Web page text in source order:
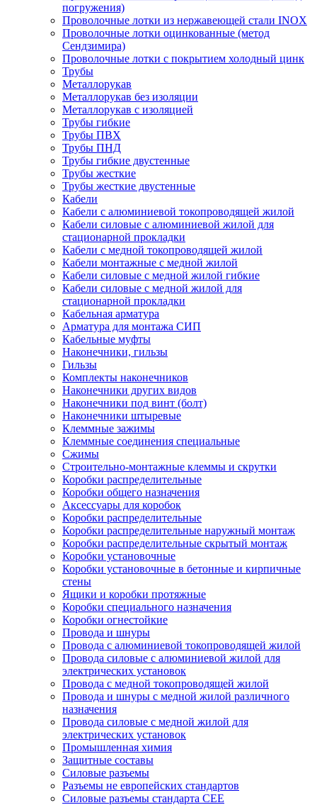
погружения)
Проволочные лотки из нержавеющей стали INOX
Проволочные лотки оцинкованные (метод
Сендзимира)
Проволочные лотки с покрытием холодный цинк
Трубы
Металлорукав
Металлорукав без изоляции
Металлорукав с изоляцией
Трубы гибкие
Трубы ПВХ
Трубы ПНД
Трубы гибкие двустенные
Трубы жесткие
Трубы жесткие двустенные
Кабели
Кабели с алюминиевой токопроводящей жилой
Кабели силовые с алюминиевой жилой для
стационарной прокладки
Кабели с медной токопроводящей жилой
Кабели монтажные с медной жилой
Кабели силовые с медной жилой гибкие
Кабели силовые с медной жилой для
стационарной прокладки
Кабельная арматура
Арматура для монтажа СИП
Кабельные муфты
Наконечники, гильзы
Гильзы
Комплекты наконечников
Наконечники других видов
Наконечники под винт (болт)
Наконечники штыревые
Клеммные зажимы
Клеммные соединения специальные
Сжимы
Строительно-монтажные клеммы и скрутки
Коробки распределительные
Коробки общего назначения
Аксессуары для коробок
Коробки распределительные
Коробки распределительные наружный монтаж
Коробки распределительные скрытый монтаж
Коробки установочные
Коробки установочные в бетонные и кирпичные
стены
Ящики и коробки протяжные
Коробки специального назначения
Коробки огнестойкие
Провода и шнуры
Провода с алюминиевой токопроводящей жилой
Провода силовые с алюминиевой жилой для
электрических установок
Провода с медной токопроводящей жилой
Провода и шнуры с медной жилой различного
назначения
Провода силовые с медной жилой для
электрических установок
Промышленная химия
Защитные составы
Силовые разъемы
Разъемы не европейских стандартов
Силовые разъемы стандарта CEE